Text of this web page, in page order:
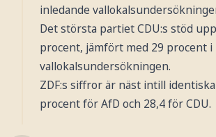
inledande
Det största partiet CDU:s stöd
procent, jämfört med 29 procent i
vallokalsundersökningen.
ZDF:s siffror är näst intill
procent för AfD och 28,4 för CDU.